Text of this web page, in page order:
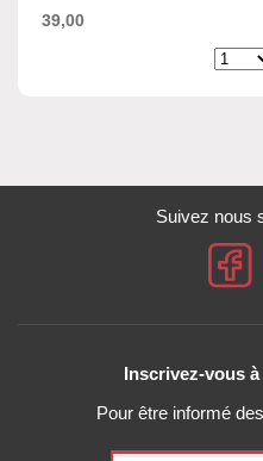
39,00
Suivez nous
Inscrivez-vous
Pour être informé